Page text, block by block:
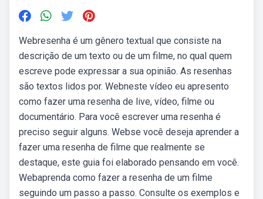
Webresenha é um gênero textual que consiste na
descrição de um texto ou de um filme, no qual quem
escreve pode expressar a sua opinião. As resenhas
são textos lidos por. Webneste vídeo eu apresento
como fazer uma resenha de live, vídeo, filme ou
documentário. Para você escrever uma resenha é
preciso seguir alguns. Webse você deseja aprender a
fazer uma resenha de filme que realmente se
destaque, este guia foi elaborado pensando em você.
Webaprenda como fazer a resenha de um filme
seguindo um passo a passo. Consulte os exemplos e